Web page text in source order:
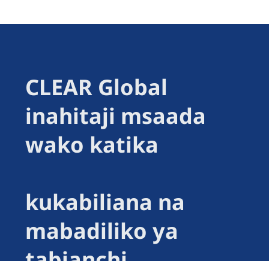
CLEAR Global
inahitaji msaada
wako katika
kukabiliana na
mabadiliko ya